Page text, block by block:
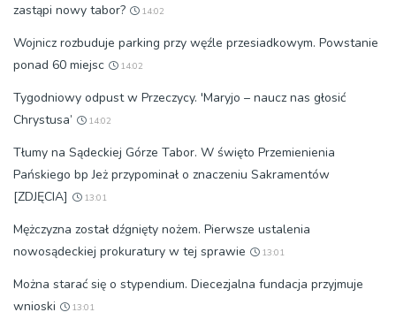
zastąpi nowy tabor?
14:02
Wojnicz rozbuduje parking przy węźle przesiadkowym. Powstanie
ponad 60 miejsc
14:02
Tygodniowy odpust w Przeczycy. 'Maryjo – naucz nas głosić
Chrystusa’
14:02
Tłumy na Sądeckiej Górze Tabor. W święto Przemienienia
Pańskiego bp Jeż przypominał o znaczeniu Sakramentów
[ZDJĘCIA]
13:01
Mężczyzna został dźgnięty nożem. Pierwsze ustalenia
nowosądeckiej prokuratury w tej sprawie
13:01
Można starać się o stypendium. Diecezjalna fundacja przyjmuje
wnioski
13:01